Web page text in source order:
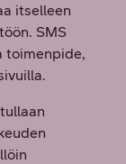
itselleen
SMS
toimenpide,